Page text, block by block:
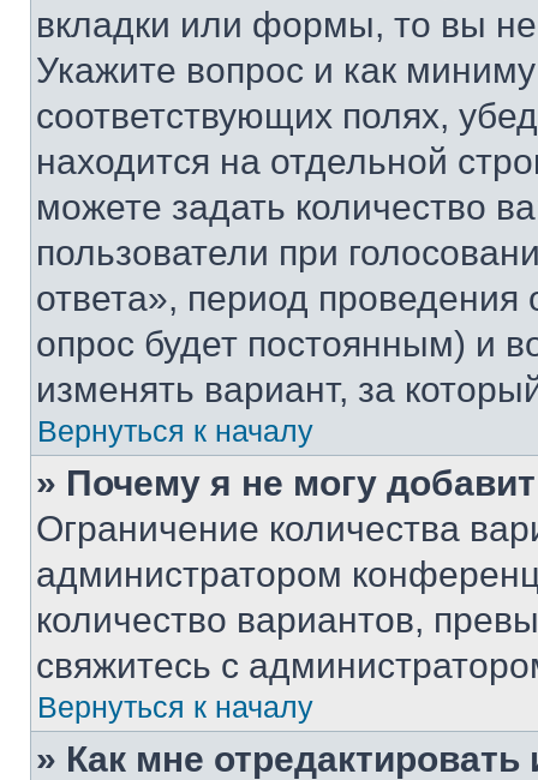
вкладки или формы, то вы
Укажите вопрос и как
соответствующих полях,
находится на отдельной
можете задать количество
пользователи при
ответа», период проведения
опрос будет постоянным) и
изменять вариант, за
Вернуться к началу
» Почему я не могу
Ограничение количества
администратором
количество вариантов,
свяжитесь с
Вернуться к началу
» Как мне